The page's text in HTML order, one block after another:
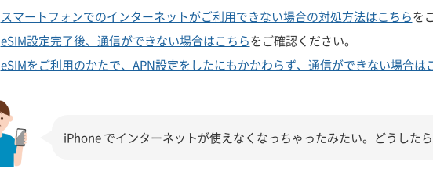
スマートフォンでのインターネットがご利用できない場合の対処方法はこちらを
eSIM設定完了後、通信ができない場合はこちらをご確認ください。
eSIMをご利用のかたで、APN設定をしたにもかかわらず、通信ができない場合は
iPhone でインターネットが使えなくなっちゃったみたい。どうした